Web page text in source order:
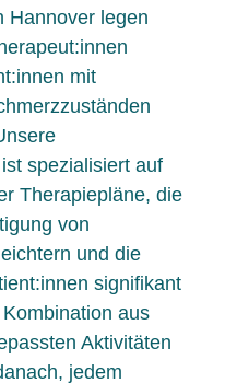
Hannover legen
mit
spezialisiert auf
Therapiepläne, die
von
und die
signifikant
aus
Aktivitäten
jedem